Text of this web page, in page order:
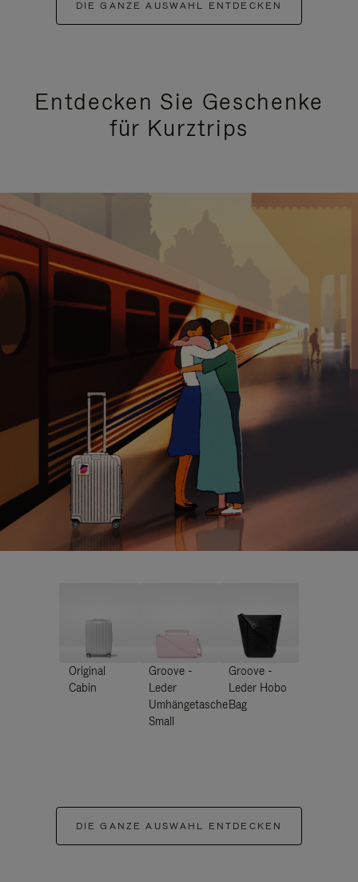
DIE GANZE AUSWAHL ENTDECKEN
Entdecken Sie Geschenke
für Kurztrips
Original
Cabin
Groove -
Leder
Umhängetasche
Small
Groove -
Leder Hobo
Bag
DIE GANZE AUSWAHL ENTDECKEN